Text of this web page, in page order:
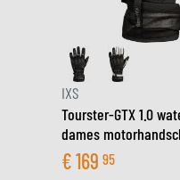
IXS
Tourster-GTX 1.0
dames
€169 95